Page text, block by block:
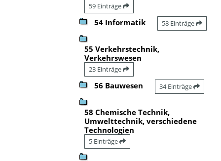
59 Einträge
54 Informatik 58 Einträge
55 Verkehrstechnik,
Verkehrswesen
23 Einträge
56 Bauwesen 34 Einträge
58 Chemische Technik,
Umwelttechnik, verschiedene
Technologien
5 Einträge